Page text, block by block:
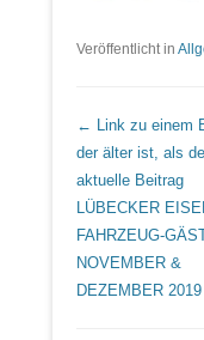
Veröffentlicht in
Beitrags Übersicht
← Link zu einem
der älter ist, als
aktuelle Beitrag
LÜBECKER
FAHRZEUG-
NOVEMBER &
DEZEMBER 2019